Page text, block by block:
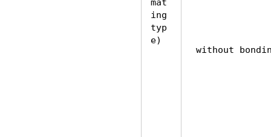
mat
ing
typ
e)
without